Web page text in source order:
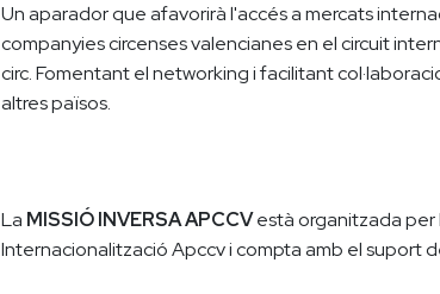
Un aparador que afavorirà l'accés a mercats
companyies circenses valencianes en el circuit
circ. Fomentant el networking i facilitant
altres països.
La MISSIÓ INVERSA APCCVestà organitzada per
Internacionalització Apccv i compta amb el suport